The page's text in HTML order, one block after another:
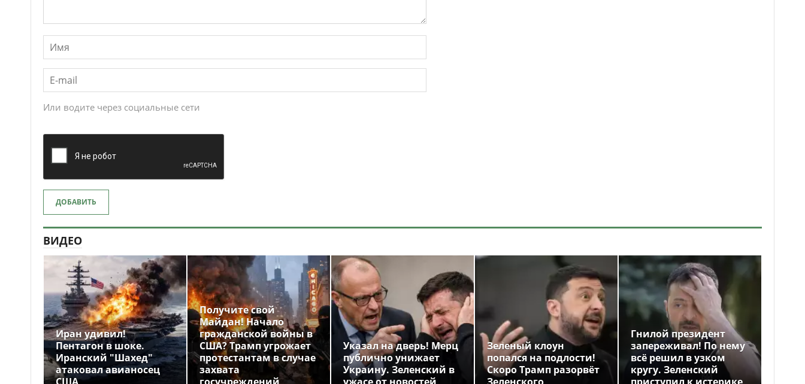
Или водите через социальные сети
ДОБАВИТЬ
ВИДЕО
Иран удивил!
Пентагон в шоке.
Иранский "Шахед"
атаковал авианосец
Получите свой
Майдан! Начало
гражданской войны в
США? Трамп угрожает
протестантам в случае
захвата
Указал на дверь! Мерц
публично унижает
Украину. Зеленский в
Зеленый клоун
попался на подлости!
Скоро Трамп разорвёт
Гнилой президент
запереживал! По нему
всё решил в узком
кругу. Зеленский